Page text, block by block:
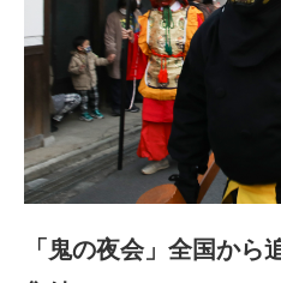
「鬼の夜会」全国から